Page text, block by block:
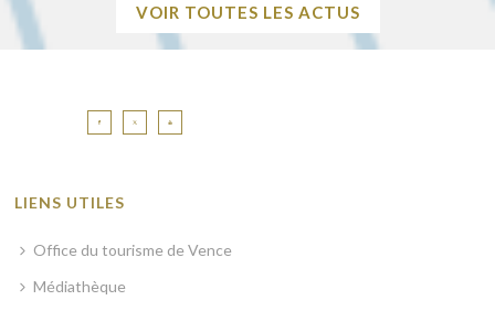
VOIR TOUTES LES ACTUS
LIENS UTILES
Office du tourisme de Vence
Médiathèque